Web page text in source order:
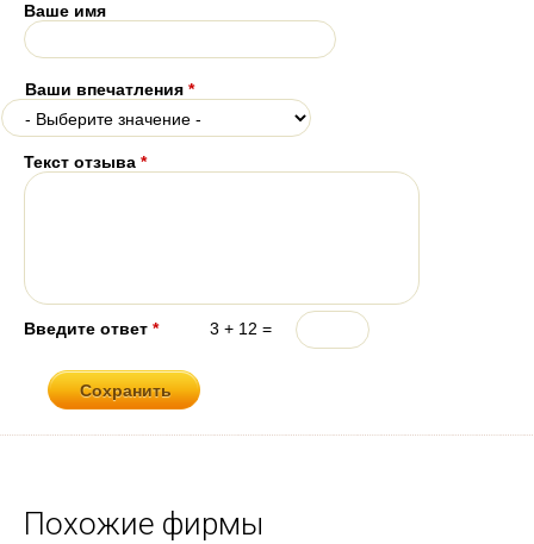
Ваше имя
Ваши впечатления *
Текст отзыва *
Введите ответ * 3 + 12 =
Похожие фирмы